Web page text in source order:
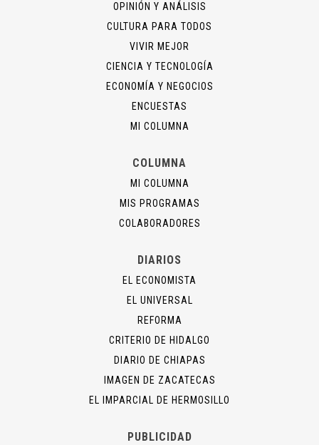
OPINIÓN Y ANÁLISIS
CULTURA PARA TODOS
VIVIR MEJOR
CIENCIA Y TECNOLOGÍA
ECONOMÍA Y NEGOCIOS
ENCUESTAS
MI COLUMNA
COLUMNA
MI COLUMNA
MIS PROGRAMAS
COLABORADORES
DIARIOS
EL ECONOMISTA
EL UNIVERSAL
REFORMA
CRITERIO DE HIDALGO
DIARIO DE CHIAPAS
IMAGEN DE ZACATECAS
EL IMPARCIAL DE HERMOSILLO
PUBLICIDAD